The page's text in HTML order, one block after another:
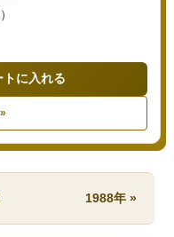
トに入れる
1988年 »